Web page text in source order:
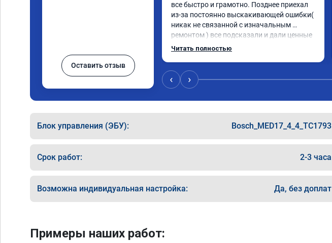
Оставить отзыв
все быстро и грамотно. Позднее приехал
из-за постоянно выскакивающей ошибки(
никак не связанной с изначальным
ремонтом ) все подсказали и дали ценные
указания как поступить. Категорически
сюда
Читать полностью
‹ ›
Блок управления (ЭБУ): Bosch_MED17_4_4_TC1793
Срок работ: 2-3 часа
Возможна индивидуальная настройка: Да, без доплат
Примеры наших работ: